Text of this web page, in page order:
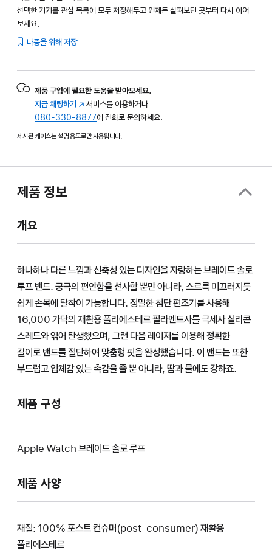
선택한 기기를 관심 목록에 모두 저장해두고 언제든 살펴보던 곳부터 다시 이어
보세요.
나중을 위해 저장
제품 구입에 필요한 도움을 받아보세요.
지금 채팅하기 (새
창에서
열림)
서비스를 이용하거나
080-330-8877에 전화로 문의하세요.
제시된 케이스는 설명 용도로만 사용됩니다.
제품 정보
개요
하나하나 다른 느낌과 신축성 있는 디자인을 자랑하는 브레이드 솔로
루프 밴드. 궁극의 편안함을 선사할 뿐만 아니라, 스르륵 미끄러지듯
쉽게 손목에 탈착이 가능합니다. 정밀한 첨단 편조기를 사용해
16,000 가닥의 재활용 폴리에스테르 필라멘트사를 극세사 실리콘
스레드와 엮어 탄생했으며, 그런 다음 레이저를 이용해 정확한
길이로 밴드를 절단하여 맞춤형 핏을 완성했습니다. 이 밴드는 또한
부드럽고 입체감 있는 촉감을 줄 뿐 아니라, 땀과 물에도 강하죠.
제품 구성
Apple Watch 브레이드 솔로 루프
제품 사양
재질: 100% 포스트 컨슈머(post-consumer) 재활용
폴리에스테르